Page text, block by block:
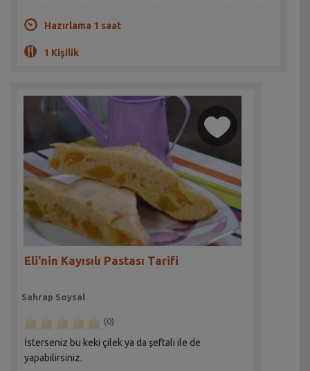
Hazırlama 1 saat
1 Kişilik
Eli'nin Kayısılı Pastası Tarifi
Sahrap Soysal
(0)
İsterseniz bu keki çilek ya da şeftali ile de
yapabilirsiniz.